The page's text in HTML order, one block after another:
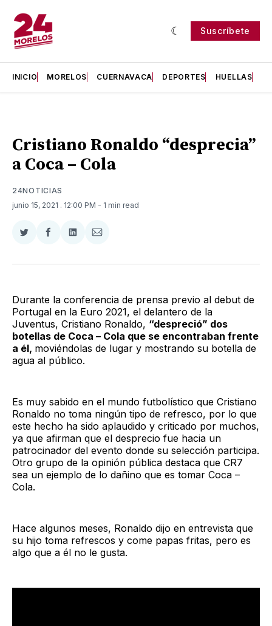
Suscríbete
INICIO MORELOS CUERNAVACA DEPORTES HUELLAS
Cristiano Ronaldo “desprecia”
a Coca – Cola
24NOTICIAS
junio 15, 2021 . 12:00 PM - 1 min read
Compartir
Twitter
Compartir
Facebook
Compartir
LinkedIn
Compartir
Email
Durante la conferencia de prensa previo al debut de
Portugal en la Euro 2021, el delantero de la
Juventus, Cristiano Ronaldo, “despreció” dos
botellas de Coca – Cola que se encontraban frente
a él, moviéndolas de lugar y mostrando su botella de
agua al público.
Es muy sabido en el mundo futbolístico que Cristiano
Ronaldo no toma ningún tipo de refresco, por lo que
este hecho ha sido aplaudido y criticado por muchos,
ya que afirman que el desprecio fue hacia un
patrocinador del evento donde su selección participa.
Otro grupo de la opinión pública destaca que CR7
sea un ejemplo de lo dañino que es tomar Coca –
Cola.
Hace algunos meses, Ronaldo dijo en entrevista que
su hijo toma refrescos y come papas fritas, pero es
algo que a él no le gusta.